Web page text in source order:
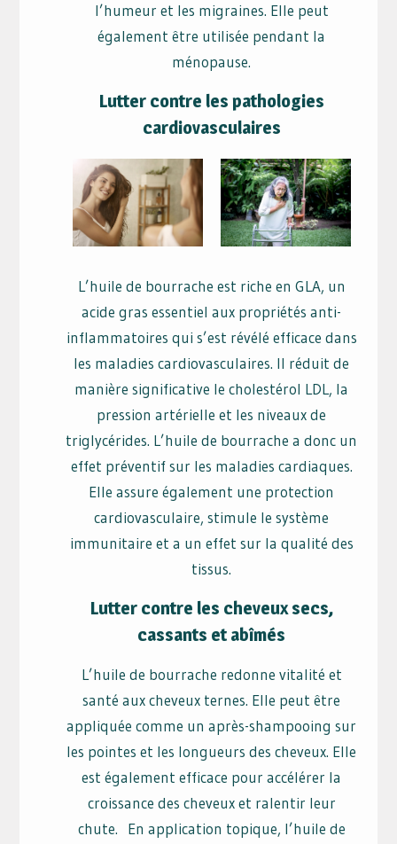
l’humeur et les migraines. Elle peut
également être utilisée pendant la
ménopause.
Lutter contre les pathologies
cardiovasculaires
L’huile de bourrache est riche en GLA, un
acide gras essentiel aux propriétés anti-
inflammatoires qui s’est révélé efficace dans
les maladies cardiovasculaires. Il réduit de
manière significative le cholestérol LDL, la
pression artérielle et les niveaux de
triglycérides. L’huile de bourrache a donc un
effet préventif sur les maladies cardiaques.
Elle assure également une protection
cardiovasculaire, stimule le système
immunitaire et a un effet sur la qualité des
tissus.
Lutter contre les cheveux secs,
cassants et abîmés
L’huile de bourrache redonne vitalité et
santé aux cheveux ternes. Elle peut être
appliquée comme un après-shampooing sur
les pointes et les longueurs des cheveux. Elle
est également efficace pour accélérer la
croissance des cheveux et ralentir leur
chute. En application topique, l’huile de